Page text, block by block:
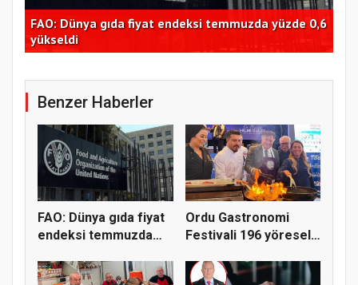
FAO: Dünya gıda fiyat endeksi temmuzda yüzde 0,6
yükseldi
Benzer Haberler
FAO: Dünya gıda fiyat
endeksi temmuzda
Ordu Gastronomi
Festivali 196 yöresel